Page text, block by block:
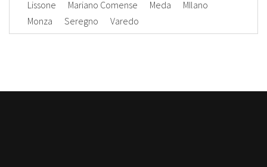
Lissone
Mariano Comense Meda
MIlano
Monza
Seregno Varedo